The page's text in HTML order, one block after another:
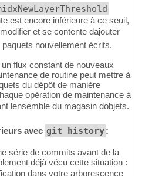
est encore inférieure à ce seuil,
et se contente dajouter
nouvellement écrits.
flux constant de nouveaux
de routine peut mettre à
du dépôt de manière
opération de maintenance à
lensemble du magasin dobjets.
avec git history:
série de commits avant de la
déjà vécu cette situation :
dans votre arborescence